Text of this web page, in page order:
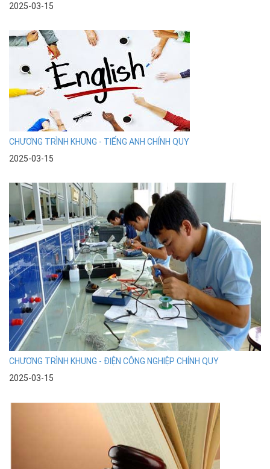
2025-03-15
CHƯƠNG TRÌNH KHUNG - TIẾNG ANH CHÍNH QUY
2025-03-15
CHƯƠNG TRÌNH KHUNG - ĐIỆN CÔNG NGHIỆP CHÍNH QUY
2025-03-15